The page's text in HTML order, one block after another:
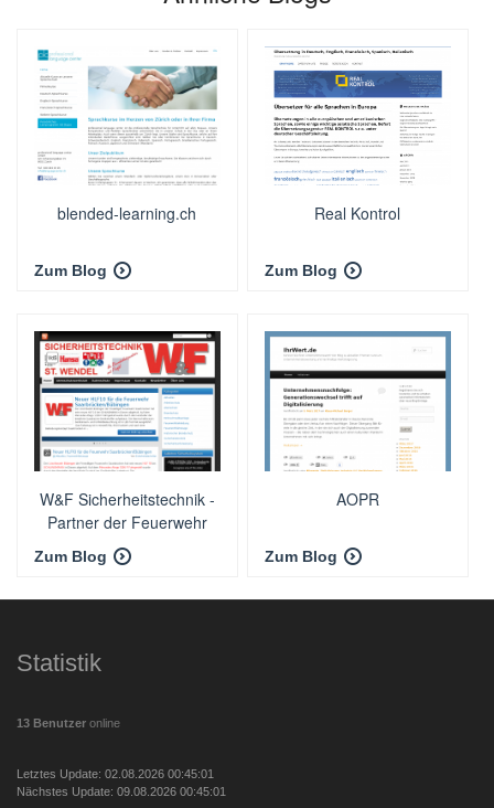
blended-learning.ch
Zum Blog
Real Kontrol
Zum Blog
W&F Sicherheitstechnik -
Partner der Feuerwehr
Zum Blog
AOPR
Zum Blog
Statistik
13 Benutzer online
Letztes Update: 02.08.2026 00:45:01
Nächstes Update: 09.08.2026 00:45:01